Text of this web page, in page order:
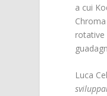
a cui
rotative
Luca